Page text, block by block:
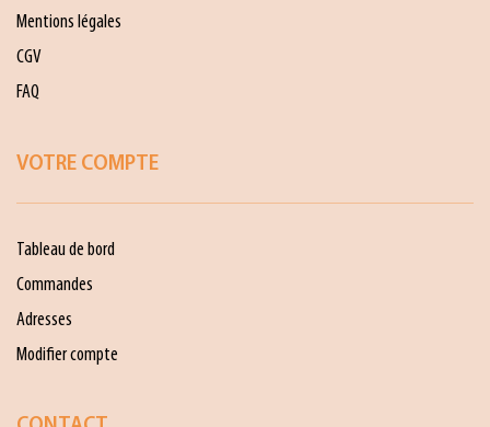
Mentions légales
CGV
FAQ
VOTRE COMPTE
Tableau de bord
Commandes
Adresses
Modifier compte